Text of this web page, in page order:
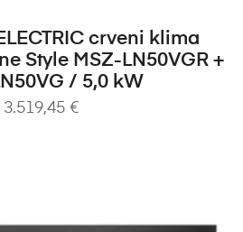
U KOŠARICUcrveni klima
Style MSZ-LN50VGR +
/ 5,0 kW
3.519,45 €